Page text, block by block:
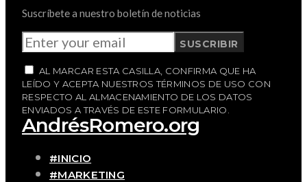
Suscríbete a nuestro boletín de noticias
SUSCRIBIR
AL MARCAR ESTA CASILLA, CONFIRMA QUE HA
LEÍDO Y ACEPTA NUESTROS TÉRMINOS DE USO CON
RESPECTO AL ALMACENAMIENTO DE LOS DATOS
ENVIADOS A TRAVÉS DE ESTE FORMULARIO.
AndrésRomero.org
#INICIO
#MARKETING